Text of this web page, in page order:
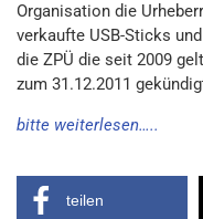
Organisation die
verkaufte USB-Sticks
die ZPÜ die seit 2009
zum 31.12.2011
bitte weiterlesen…..
teilen